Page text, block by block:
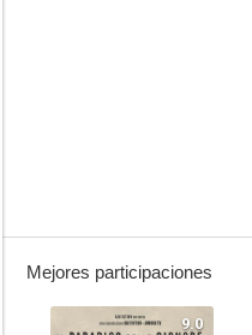
Mejores participaciones
9.0